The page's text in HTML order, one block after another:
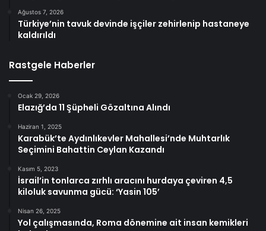
Ağustos 7, 2026
Türkiye’nin tavuk devinde işçiler zehirlenip hastaneye
kaldırıldı
Rastgele Haberler
Ocak 29, 2026
Elazığ’da 11 Şüpheli Gözaltına Alındı
Haziran 1, 2025
Karabük’te Aydınlıkevler Mahallesi’nde Muhtarlık
Seçimini Bahattin Ceylan Kazandı
Kasım 5, 2023
İsrail’in tonlarca zırhlı aracını hurdaya çeviren 4,5
kiloluk savunma gücü: ‘Yasin 105’
Nisan 26, 2025
Yol çalışmasında, Roma dönemine ait insan kemikleri